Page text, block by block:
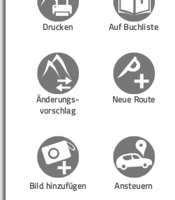
Drucken Auf Buchliste
Änderungs-
vorschlag
Neue Route
Bild hinzufügen Ansteuern